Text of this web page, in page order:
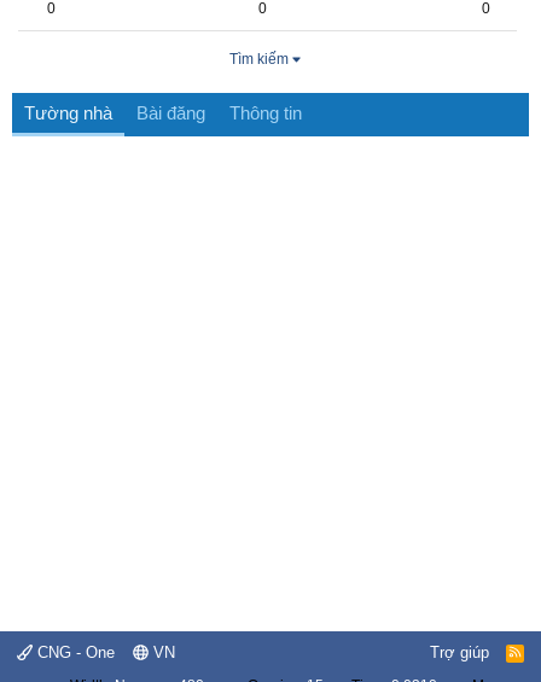
0 0 0
Tìm kiếm
Tường nhà Bài đăng Thông tin
CNG - One VN Trợ giúp
R